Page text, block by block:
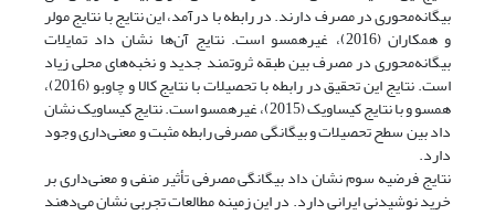
بیگانه‌محوری در مصرف دارند. در رابطه با درآمد، این نتایج با نتایج مولر
و همکاران (2016)، غیرهمسو است. نتایج آن‌ها نشان داد تمایلات
بیگانه‌محوری در مصرف بین طبقه ثروتمند جدید و نخبه‌های محلی زیاد
است. نتایج این تحقیق در رابطه با تحصیلات با نتایج کالا و چاوبو (2016)،
همسو و با نتایج کیساویک (2015)، غیرهمسو است. نتایج کیساویک نشان
داد بین سطح تحصیلات و بیگانگی مصرفی رابطه مثبت و معنی‌داری وجود
دارد.
نتایج فرضیه سوم نشان داد بیگانگی مصرفی تأثیر منفی و معنی‌داری بر
خرید نوشیدنی ایرانی دارد. در این زمینه مطالعات تجربی نشان می‌دهند